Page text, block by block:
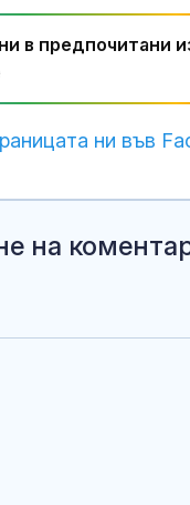
в предпочитани
ни във
на